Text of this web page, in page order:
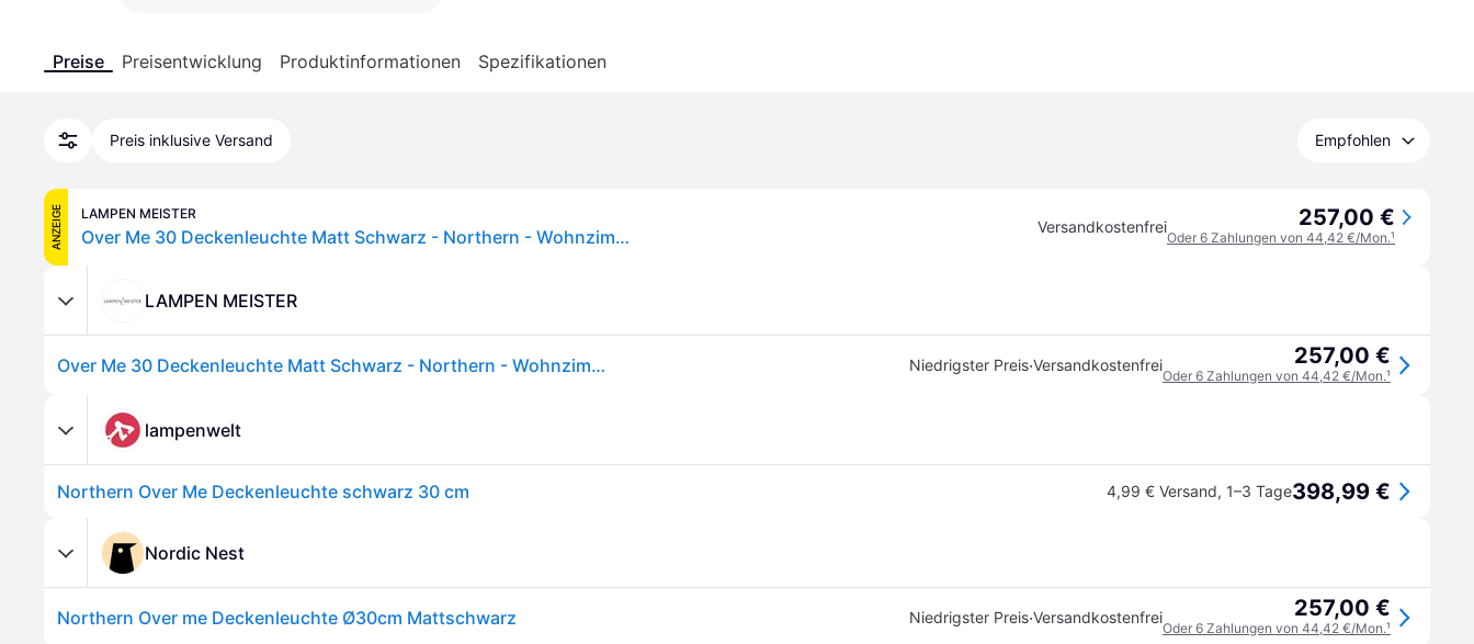
Preise Preisentwicklung Produktinformationen Spezifikationen
Preis inklusive Versand Empfohlen
ANZEIGE LAMPEN MEISTER
Over Me 30 Deckenleuchte Matt Schwarz - Northern - Wohnzimmer - Design - Metall - Rund Versandkostenfrei 257,00 €
Oder 6 Zahlungen von 44,42 €/Mon.¹
LAMPEN MEISTER
Over Me 30 Deckenleuchte Matt Schwarz - Northern - Wohnzimmer - Design - Metall - Rund Niedrigster Preis·Versandkostenfrei 257,00 €
Oder 6 Zahlungen von 44,42 €/Mon.¹
lampenwelt
Northern Over Me Deckenleuchte schwarz 30 cm 4,99 € Versand, 1–3 Tage398,99 €
Nordic Nest
Northern Over me Deckenleuchte Ø30cm Mattschwarz Niedrigster Preis·Versandkostenfrei 257,00 €
Oder 6 Zahlungen von 44,42 €/Mon.¹